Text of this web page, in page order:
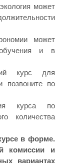
может
может
и в
курс для
позвоните по
курса по
количества
в форме.
комиссии и
вариантах